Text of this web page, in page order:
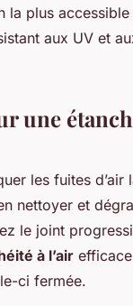
la plus
aux UV et
une
les fuites d’air
nettoyer et
le joint
à l’air
ci fermée.